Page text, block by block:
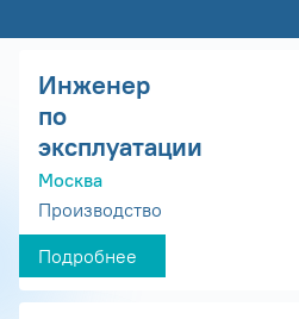
Инженер
по
эксплуатации
Москва
Производство
Подробнее